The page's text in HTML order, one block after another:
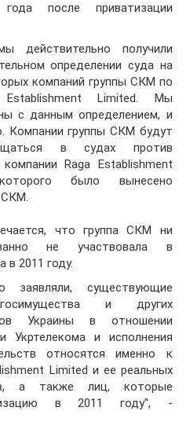
после приватизации
действительно получили
определении суда на
компаний группы СКМ по
Limited. Мы
с данным определением, и
Компании группы СКМ будут
в судах против
Raga Establishment
было вынесено
СКМ.
что группа СКМ ни
не участвовала в
в 2011 году.
заявляли, существующие
и других
Украины в отношении
Укртелекома и исполнения
относятся именно к
Limited и ее реальных
а также лиц, которые
в 2011 году", -